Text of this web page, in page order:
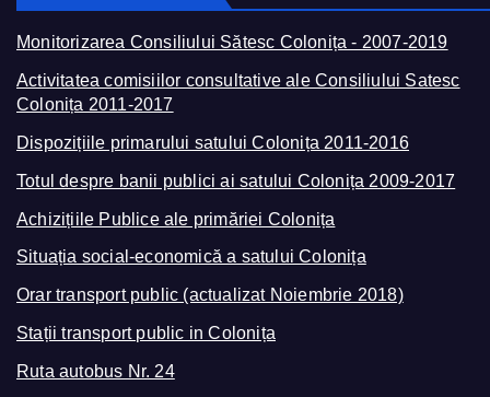
Monitorizarea Consiliului Sătesc Colonița - 2007-2019
Activitatea comisiilor consultative ale Consiliului Satesc
Colonița 2011-2017
Dispozițiile primarului satului Colonița 2011-2016
Totul despre banii publici ai satului Colonița 2009-2017
Achizițiile Publice ale primăriei Colonița
Situația social-economică a satului Colonița
Orar transport public (actualizat Noiembrie 2018)
Stații transport public in Colonița
Ruta autobus Nr. 24